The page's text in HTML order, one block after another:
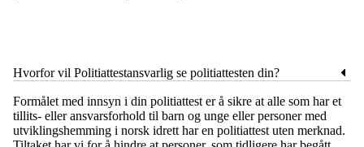
Hvorfor vil Politiattestansvarlig se politiattesten din?
Formålet med innsyn i din politiattest er å sikre at alle som har et
tillits- eller ansvarsforhold til barn og unge eller personer med
utviklingshemming i norsk idrett har en politiattest uten merknad.